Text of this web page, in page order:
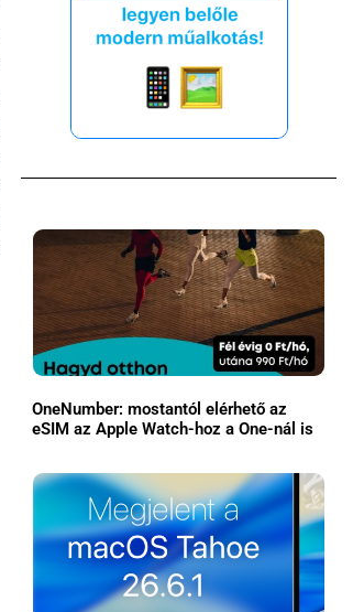
OneNumber: mostantól elérhető az
eSIM az Apple Watch-hoz a One-nál is